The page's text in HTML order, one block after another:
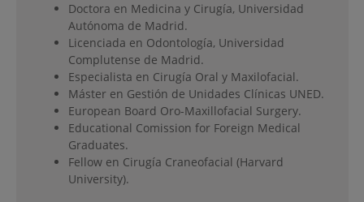
Doctora en Medicina y Cirugía, Universidad
Autónoma de Madrid.
Licenciada en Odontología, Universidad
Complutense de Madrid.
Especialista en Cirugía Oral y Maxilofacial.
Máster en Gestión de Unidades Clínicas UNED.
European Board Oro-Maxillofacial Surgery.
Educational Comission for Foreign Medical
Graduates.
Fellow en Cirugía Craneofacial (Harvard
University).